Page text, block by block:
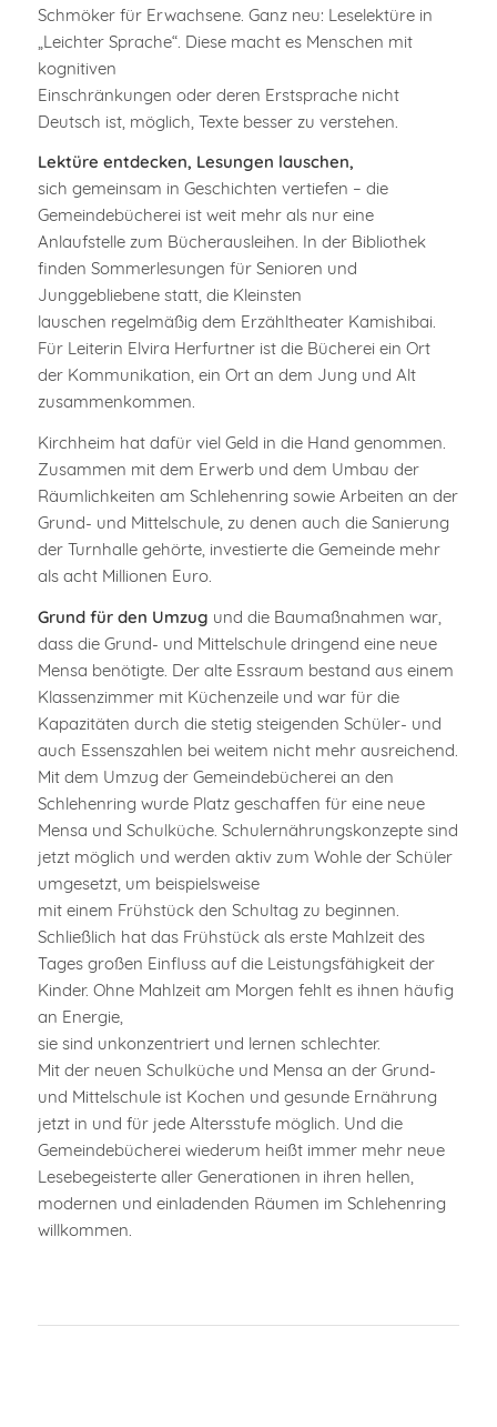
Schmöker für Erwachsene. Ganz neu: Leselektüre in
„Leichter Sprache“. Diese macht es Menschen mit
kognitiven
Einschränkungen oder deren Erstsprache nicht
Deutsch ist, möglich, Texte besser zu verstehen.
Lektüre entdecken, Lesungen lauschen,
sich gemeinsam in Geschichten vertiefen – die
Gemeindebücherei ist weit mehr als nur eine
Anlaufstelle zum Bücherausleihen. In der Bibliothek
finden Sommerlesungen für Senioren und
Junggebliebene statt, die Kleinsten
lauschen regelmäßig dem Erzähltheater Kamishibai.
Für Leiterin Elvira Herfurtner ist die Bücherei ein Ort
der Kommunikation, ein Ort an dem Jung und Alt
zusammenkommen.
Kirchheim hat dafür viel Geld in die Hand genommen.
Zusammen mit dem Erwerb und dem Umbau der
Räumlichkeiten am Schlehenring sowie Arbeiten an der
Grund- und Mittelschule, zu denen auch die Sanierung
der Turnhalle gehörte, investierte die Gemeinde mehr
als acht Millionen Euro.
Grund für den Umzug und die Baumaßnahmen war,
dass die Grund- und Mittelschule dringend eine neue
Mensa benötigte. Der alte Essraum bestand aus einem
Klassenzimmer mit Küchenzeile und war für die
Kapazitäten durch die stetig steigenden Schüler- und
auch Essenszahlen bei weitem nicht mehr ausreichend.
Mit dem Umzug der Gemeindebücherei an den
Schlehenring wurde Platz geschaffen für eine neue
Mensa und Schulküche. Schulernährungskonzepte sind
jetzt möglich und werden aktiv zum Wohle der Schüler
umgesetzt, um beispielsweise
mit einem Frühstück den Schultag zu beginnen.
Schließlich hat das Frühstück als erste Mahlzeit des
Tages großen Einfluss auf die Leistungsfähigkeit der
Kinder. Ohne Mahlzeit am Morgen fehlt es ihnen häufig
an Energie,
sie sind unkonzentriert und lernen schlechter.
Mit der neuen Schulküche und Mensa an der Grund-
und Mittelschule ist Kochen und gesunde Ernährung
jetzt in und für jede Altersstufe möglich. Und die
Gemeindebücherei wiederum heißt immer mehr neue
Lesebegeisterte aller Generationen in ihren hellen,
modernen und einladenden Räumen im Schlehenring
willkommen.